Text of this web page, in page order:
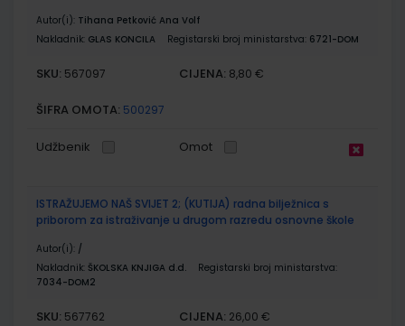
Autor(i): Tihana Petković Ana Volf
Nakladnik: GLAS KONCILA Registarski broj ministarstva: 6721-DOM
SKU: 567097 CIJENA: 8,80 €
ŠIFRA OMOTA: 500297
Udžbenik Omot
ISTRAŽUJEMO NAŠ SVIJET 2; (KUTIJA) radna bilježnica s
priborom za istraživanje u drugom razredu osnovne škole
Autor(i): /
Nakladnik: ŠKOLSKA KNJIGA d.d.
Registarski broj ministarstva:
7034-DOM2
SKU: 567762 CIJENA: 26,00 €